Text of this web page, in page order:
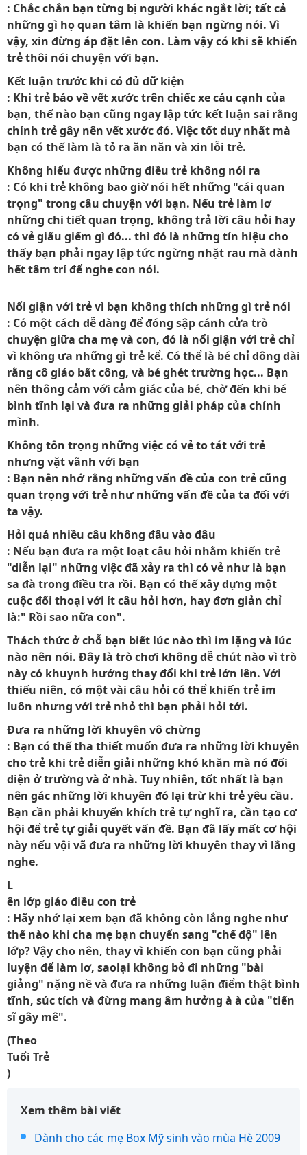
: Chắc chắn bạn từng bị người khác ngắt lời; tất cả
những gì họ quan tâm là khiến bạn ngừng nói. Vì
vậy, xin đừng áp đặt lên con. Làm vậy có khi sẽ khiến
trẻ thôi nói chuyện với bạn.
Kết luận trước khi có đủ dữ kiện
: Khi trẻ báo về vết xước trên chiếc xe cáu cạnh của
bạn, thể nào bạn cũng ngay lập tức kết luận sai rằng
chính trẻ gây nên vết xước đó. Việc tốt duy nhất mà
bạn có thể làm là tỏ ra ăn năn và xin lỗi trẻ.
Không hiểu được những điều trẻ không nói ra
: Có khi trẻ không bao giờ nói hết những "cái quan
trọng" trong câu chuyện với bạn. Nếu trẻ làm lơ
những chi tiết quan trọng, không trả lời câu hỏi hay
có vẻ giấu giếm gì đó... thì đó là những tín hiệu cho
thấy bạn phải ngay lập tức ngừng nhặt rau mà dành
hết tâm trí để nghe con nói.
Nổi giận với trẻ vì bạn không thích những gì trẻ nói
: Có một cách dễ dàng để đóng sập cánh cửa trò
chuyện giữa cha mẹ và con, đó là nổi giận với trẻ chỉ
vì không ưa những gì trẻ kể. Có thể là bé chỉ dông dài
rằng cô giáo bất công, và bé ghét trường học... Bạn
nên thông cảm với cảm giác của bé, chờ đến khi bé
bình tĩnh lại và đưa ra những giải pháp của chính
mình.
Không tôn trọng những việc có vẻ to tát với trẻ
nhưng vặt vãnh với bạn
: Bạn nên nhớ rằng những vấn đề của con trẻ cũng
quan trọng với trẻ như những vấn đề của ta đối với
ta vậy.
Hỏi quá nhiều câu không đâu vào đâu
: Nếu bạn đưa ra một loạt câu hỏi nhằm khiến trẻ
"diễn lại" những việc đã xảy ra thì có vẻ như là bạn
sa đà trong điều tra rồi. Bạn có thể xây dựng một
cuộc đối thoại với ít câu hỏi hơn, hay đơn giản chỉ
là:" Rồi sao nữa con".
Thách thức ở chỗ bạn biết lúc nào thì im lặng và lúc
nào nên nói. Đây là trò chơi không dễ chút nào vì trò
này có khuynh hướng thay đổi khi trẻ lớn lên. Với
thiếu niên, có một vài câu hỏi có thể khiến trẻ im
luôn nhưng với trẻ nhỏ thì bạn phải hỏi tới.
Đưa ra những lời khuyên vô chừng
: Bạn có thể tha thiết muốn đưa ra những lời khuyên
cho trẻ khi trẻ diễn giải những khó khăn mà nó đối
diện ở trường và ở nhà. Tuy nhiên, tốt nhất là bạn
nên gác những lời khuyên đó lại trừ khi trẻ yêu cầu.
Bạn cần phải khuyến khích trẻ tự nghĩ ra, cần tạo cơ
hội để trẻ tự giải quyết vấn đề. Bạn đã lấy mất cơ hội
này nếu vội vã đưa ra những lời khuyên thay vì lắng
nghe.
L
ên lớp giáo điều con trẻ
: Hãy nhớ lại xem bạn đã không còn lắng nghe như
thế nào khi cha mẹ bạn chuyển sang "chế độ" lên
lớp? Vậy cho nên, thay vì khiến con bạn cũng phải
luyện để làm lơ, saolại không bỏ đi những "bài
giảng" nặng nề và đưa ra những luận điểm thật bình
tĩnh, súc tích và đừng mang âm hưởng à à của "tiến
sĩ gây mê".
(Theo
Tuổi Trẻ
)
Xem thêm bài viết
Dành cho các mẹ Box Mỹ sinh vào mùa Hè 2009